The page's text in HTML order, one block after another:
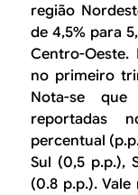
região
de 4,5% para
Centro-Oeste.
no primeiro
Nota-se
reportadas
percentual
Sul (0,5 p.p.),
(0.8 p.p.).